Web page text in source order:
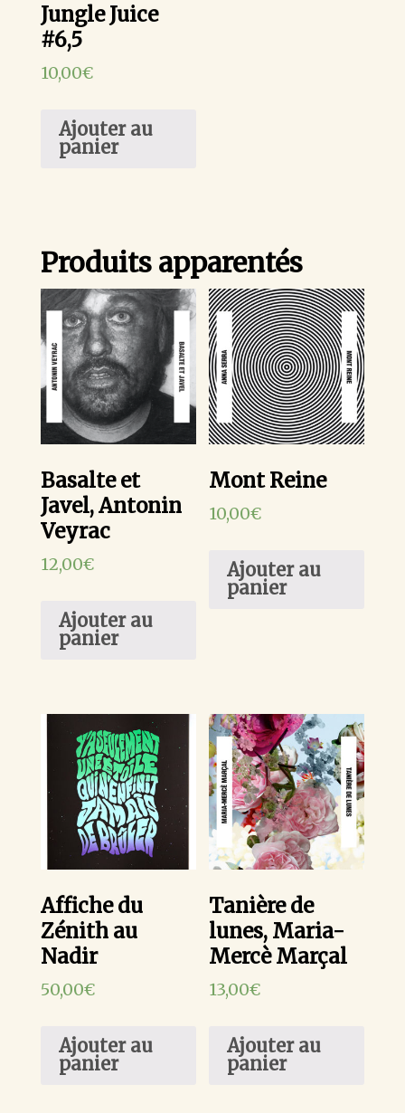
Jungle Juice
#6,5
10,00€
Ajouter au
panier
Produits apparentés
Basalte et
Javel, Antonin
Veyrac
12,00€
Ajouter au
panier
Mont Reine
10,00€
Ajouter au
panier
Affiche du
Zénith au
Nadir
50,00€
Ajouter au
panier
Tanière de
lunes, Maria-
Mercè Marçal
13,00€
Ajouter au
panier